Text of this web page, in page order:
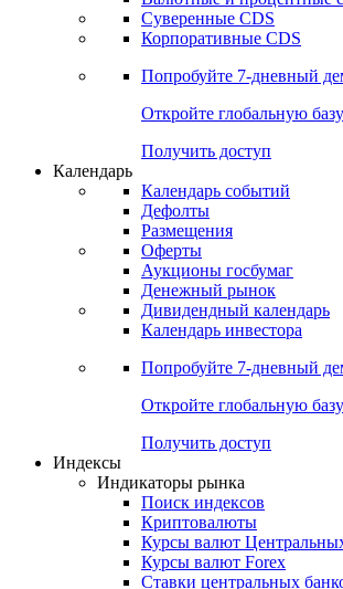
Получить доступ
Деривативы
Валютные и процентные
Корпоративные CDS
Попробуйте7-дневный
Откройте глобальную
Получить доступ
Календарь
Календарь событий
Дефолты
Размещения
Оферты
Денежный рынок
Календарь инвестора
Попробуйте7-дневный
Откройте глобальную
Получить доступ
Индикаторы рынка
Поиск индексов